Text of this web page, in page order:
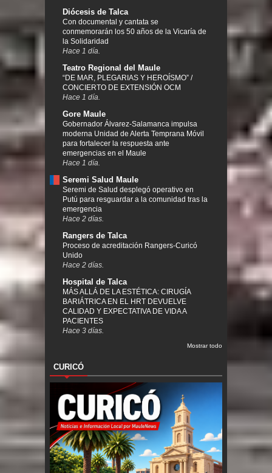
Diócesis de Talca
Con documental y cantata se
conmemorarán los 50 años de la Vicaría de
la Solidaridad
Hace 1 día.
Teatro Regional del Maule
“DE MAR, PLEGARIAS Y HEROÍSMO” /
CONCIERTO DE EXTENSIÓN OCM
Hace 1 día.
Gore Maule
Gobernador Álvarez-Salamanca impulsa
moderna Unidad de Alerta Temprana Móvil
para fortalecer la respuesta ante
emergencias en el Maule
Hace 1 día.
Seremi Salud Maule
Seremi de Salud desplegó operativo en
Putú para resguardar a la comunidad tras la
emergencia
Hace 2 días.
Rangers de Talca
Proceso de acreditación Rangers-Curicó
Unido
Hace 2 días.
Hospital de Talca
MÁS ALLÁ DE LA ESTÉTICA: CIRUGÍA
BARIÁTRICA EN EL HRT DEVUELVE
CALIDAD Y EXPECTATIVA DE VIDA A
PACIENTES
Hace 3 días.
Mostrar todo
CURICÓ